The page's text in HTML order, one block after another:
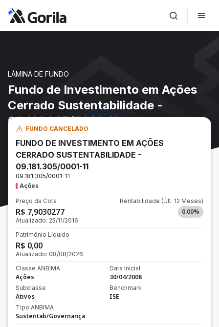
LÂMINA DE FUNDO
Fundo de Investimento em Ações
Cerrado Sustentabilidade -
09.181.305/0001-11
FUNDO CANCELADO
FUNDO DE INVESTIMENTO EM AÇÕES
CERRADO SUSTENTABILIDADE -
09.181.305/0001-11
09.181.305/0001-11
Ações
Preço da Cota
R$ 7,9030277
Atualizado: 25/11/2016
Rentabilidade (Últ. 12 Meses)
0.00%
Patrimônio Líquido
R$ 0,00
Atualizado: 08/08/2026
Classe ANBIMA
Ações
Subclasse
Ativos
Tipo ANBIMA
Sustentab/Governança
Data Inicial
30/04/2008
Benchmark
ISE